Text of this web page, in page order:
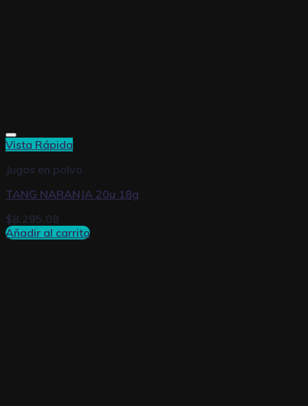
Vista Rápida
Jugos en polvo
TANG NARANJA 20u 18g
$8.295,08
Añadir al carrito